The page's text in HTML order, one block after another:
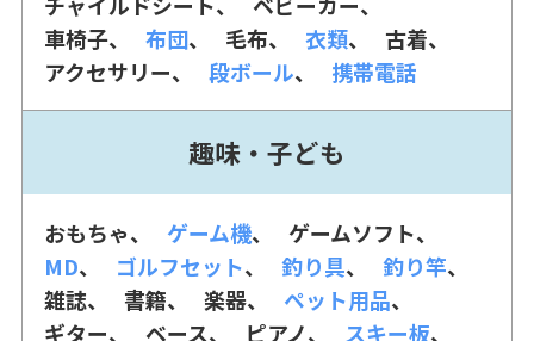
車椅子
布団 毛布 衣類
古着
アクセサリー
段ボール 携帯電話
趣味・子ども
おもちゃ ゲーム機
ゲームソフト
MD
ゴルフセット 釣り具
釣り竿
雑誌
書籍 楽器
ペット用品
ギター
ベース ピアノ スキー板